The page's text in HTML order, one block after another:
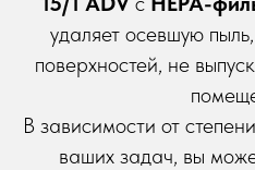
удаляет осевшую
поверхностей, не
В зависимости от
ваших задач, вы